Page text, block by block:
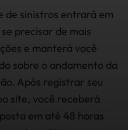
de sinistros entrará em
precisar de mais
e manterá você
sobre o andamento da
Após registrar seu
site, você receberá
em até 48 horas